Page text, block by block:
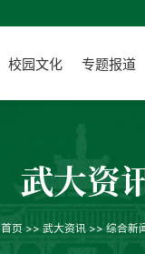
校园文化 专题报道
武大资
首页 >>武大资讯 >>综合新